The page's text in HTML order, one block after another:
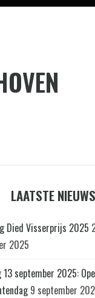
LAATSTE NIEUWS
Died Visserprijs 2025
2025
september 2025:
9 september